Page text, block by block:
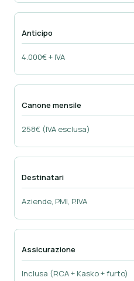
Anticipo
4.000€ + IVA
Canone mensile
258€ (IVA esclusa)
Destinatari
Aziende, PMI, P.IVA
Assicurazione
Inclusa (RCA + Kasko + furto)